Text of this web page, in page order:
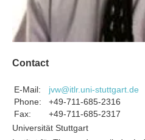
Contact
E-Mail:
jvw@itlr.uni-stuttgart.de
Phone:
+49-711-685-2316
Fax:
+49-711-685-2317
Universität Stuttgart